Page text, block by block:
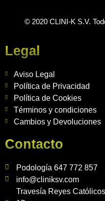
© 2020 CLINI-K S.V.
Legal
Aviso Legal
Política de Privacidad
Política de Cookies
Términos y condiciones
Cambios y Devoluciones
Contacto
Podología 647 772 857
info@cliniksv.com
Travesía Reyes